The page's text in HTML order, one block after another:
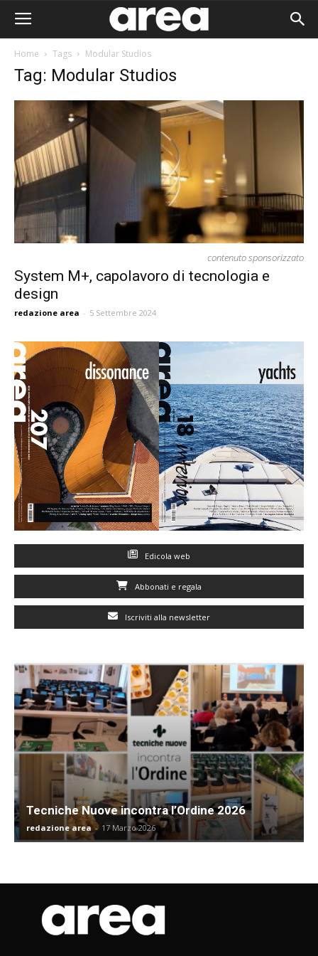
Home Tags Modular Studios
Tag: Modular Studios
contenuto sponsorizzato
System M+, capolavoro di tecnologia e
design
redazione area - 5 Settembre 2024
Edicola web
Abbonati e regala
Iscriviti alla newsletter
Tecniche Nuove incontra l’Ordine 2026
redazione area - 17 Marzo 2026